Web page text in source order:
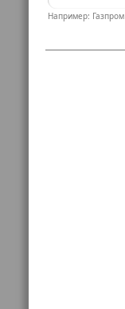
Например: Газпром